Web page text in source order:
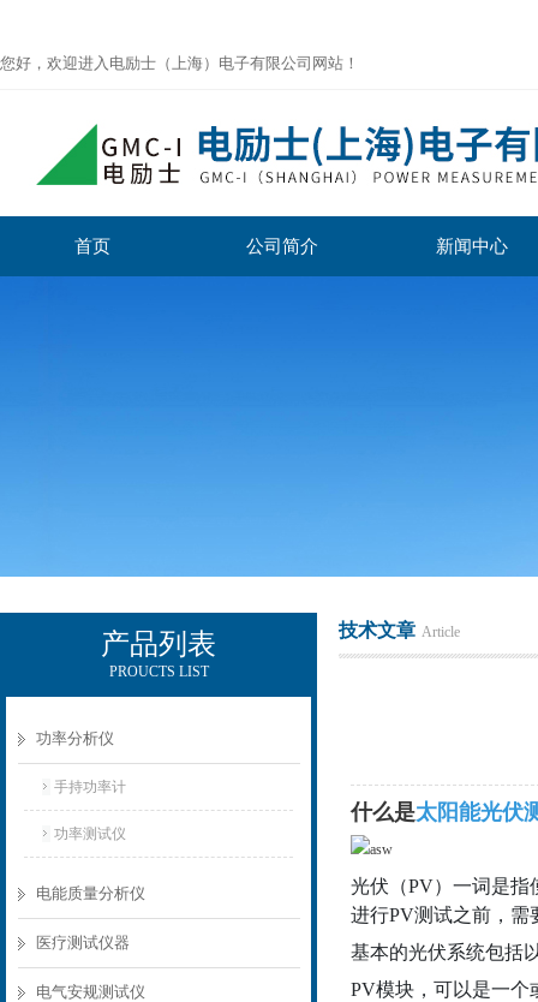
您好，欢迎进入电励士（上海）电子有限公司网站！
首页 公司简介 新闻中心
产品列表
PROUCTS LIST
功率分析仪
手持功率计
功率测试仪
电能质量分析仪
医疗测试仪器
电气安规测试仪
技术文章 Article
什么是太阳能光伏
光伏（PV）一词是指
进行PV测试之前，需
基本的光伏系统包括
PV模块，可以是一个